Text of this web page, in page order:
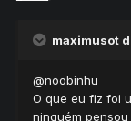
maximusot
@noobinhu
O que eu fiz foi
ninguém